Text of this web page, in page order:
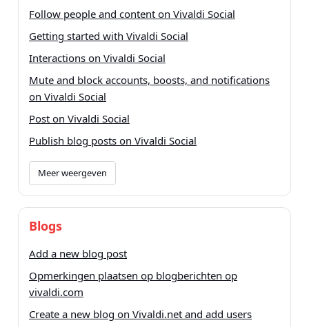
Follow people and content on Vivaldi Social
Getting started with Vivaldi Social
Interactions on Vivaldi Social
Mute and block accounts, boosts, and notifications
on Vivaldi Social
Post on Vivaldi Social
Publish blog posts on Vivaldi Social
Meer weergeven
Blogs
Add a new blog post
Opmerkingen plaatsen op blogberichten op
vivaldi.com
Create a new blog on Vivaldi.net and add users